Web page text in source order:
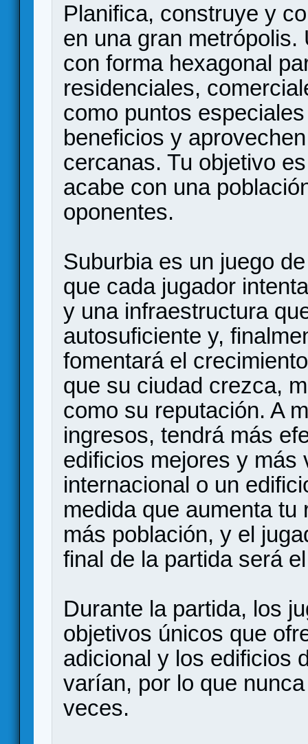
Planifica, construye y
en una gran
con forma hexagonal
residenciales,
como puntos
beneficios y
cercanas. Tu objetivo
acabe con una
oponentes.
Suburbia es un juego
que cada jugador
y una infraestructura
autosuficiente y,
fomentará el
que su ciudad crezca,
como su reputación. A
ingresos, tendrá más
edificios mejores y más
internacional o un
medida que aumenta
más población, y el
final de la partida será
Durante la partida, los
objetivos únicos que
adicional y los edificios
varían, por lo que
veces.